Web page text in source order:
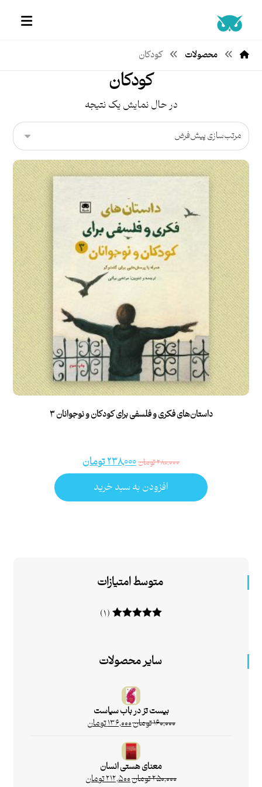
محصولات کودکان
کودکان
در حال نمایش یک نتیجه
داستان‌های فکری و فلسفی برای کودکان و نوجوانان ۳
امتیاز
۵.۰۰
از ۵
۲۸۰,۰۰۰تومان۲۳۸,۰۰۰تومان
افزودن به سبد خرید
متوسط امتیازات
(۱)
سایر محصولات
بیست تز در باب سیاست
۱۶۰,۰۰۰تومان۱۳۶,۰۰۰تومان
معنای هستی انسان
۲۵۰,۰۰۰تومان۲۱۲,۵۰۰تومان